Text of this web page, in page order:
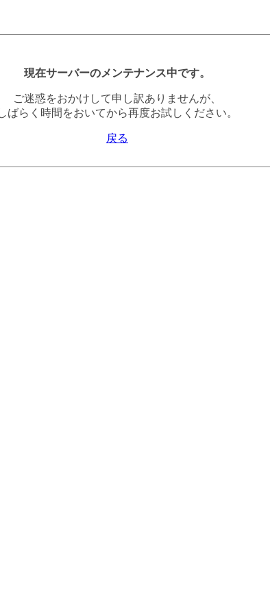
現在サーバーのメンテナンス中です。
ご迷惑をおかけして申し訳ありませんが、
ばらく時間をおいてから再度お試しください。
戻る